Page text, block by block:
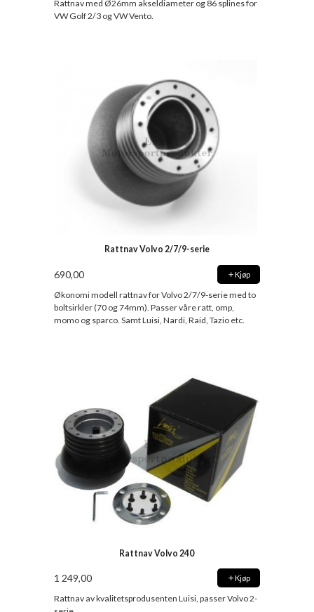
Rattnav med Ø26mm akseldiameter og 86 splines for
VW Golf 2/3 og VW Vento.
Rattnav Volvo 2/7/9-serie
690,00 Kjøp
Økonomi modell rattnav for Volvo 2/7/9-serie med to
boltsirkler (70 og 74mm). Passer våre ratt, omp,
momo og sparco. Samt Luisi, Nardi, Raid, Tazio etc.
Rattnav Volvo 240
1 249,00 Kjøp
Rattnav av kvalitetsprodusenten Luisi, passer Volvo 2-